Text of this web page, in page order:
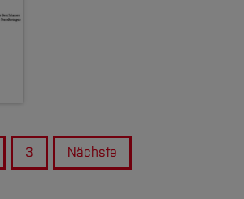
3 Nächste